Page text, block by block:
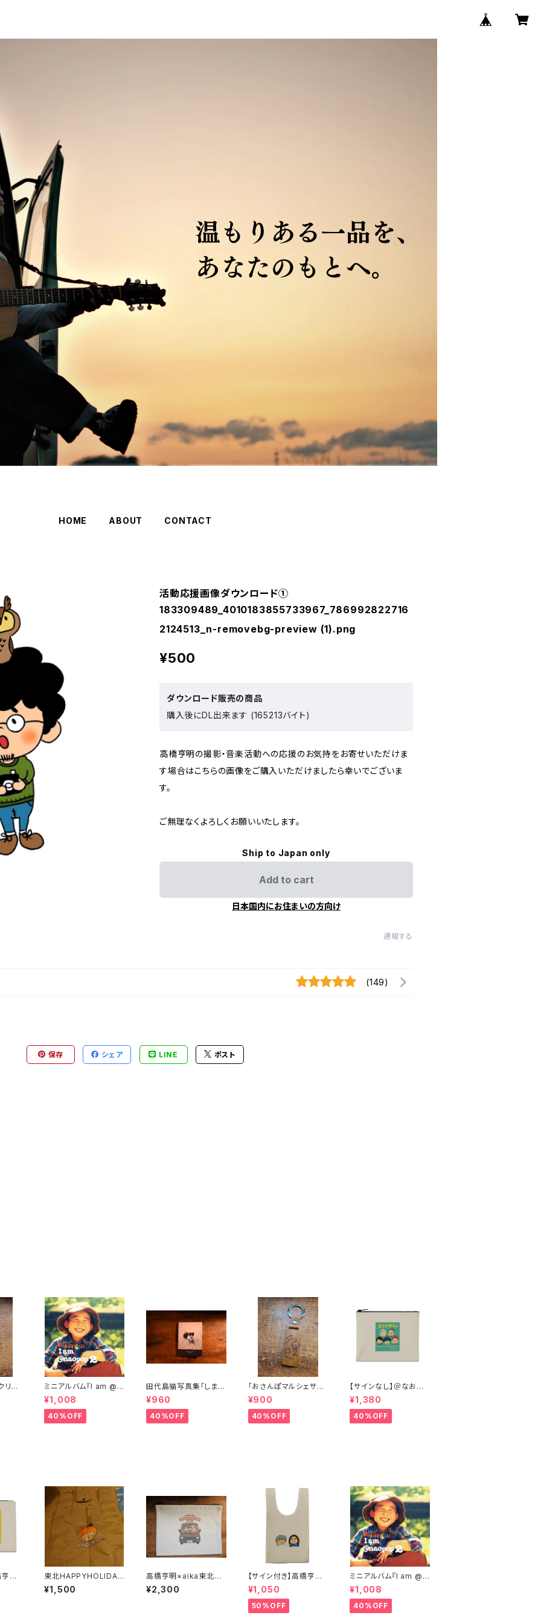
HOME ABOUT CONTACT
活動応援画像ダウンロード①
183309489_4010183855733967_786992822716
2124513_n-removebg-preview (1).png
¥500
ダウンロード販売の商品
購入後にDL出来ます (165213バイト)
高橋亨明の撮影・音楽活動への応援のお気持をお寄せいただけま
す場合はこちらの画像をご購入いただけましたら幸いでございま
す。
ご無理なくよろしくお願いいたします。
Ship to Japan only
Add to cart
日本国内にお住まいの方向け
通報する
(149)
保存 シェア LINE ポスト
リル
ミニアルバム『I am @n
aopop 2』
¥1,008
40%OFF
田代島猫写真集「しまね
こフィルム①」
¥960
40%OFF
｢おさんぽマルシェサポ
ーター｣キーホルダー
¥900
40%OFF
【サインなし】＠なおポ
ップトリオ×アルケミスト
コラボイラストポーチ
¥1,380
40%OFF
明×
東北HAPPYHOLIDAY
グッズ「エコバッグ」
¥1,500
高橋亨明×aika東北ツ
アーコラボポーチ
¥2,300
【サイン付き】高橋亨明×
aveコラボマルシェバッ
グ
¥1,050
50%OFF
ミニアルバム『I am @n
aopop 2』
¥1,008
40%OFF